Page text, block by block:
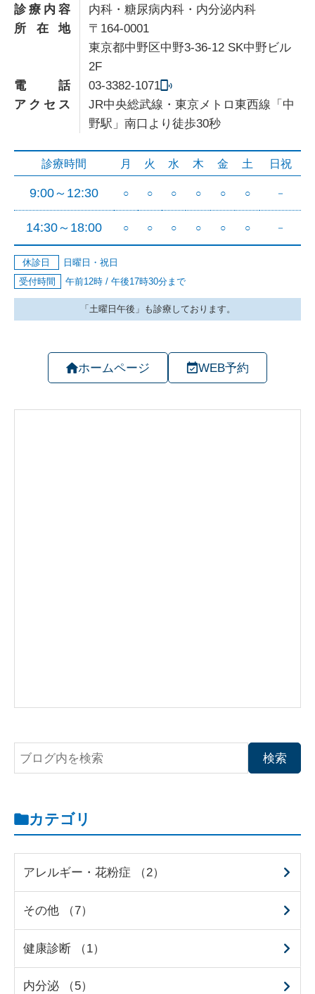
診療内容
内科・糖尿病内科・内分泌内科
所在地
〒164-0001
東京都中野区中野3-36-12 SK中野ビル
2F
電話
03-3382-1071
アクセス
JR中央総武線・東京メトロ東西線「中
野駅」南口より徒歩30秒
ホームページ WEB予約
カテゴリ
アレルギー・花粉症 （2）
その他 （7）
健康診断 （1）
内分泌 （5）